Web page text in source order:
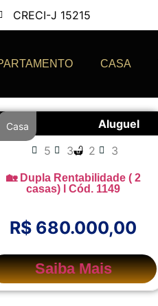
CRECI-J 15215
CASA
Aluguel
Casa
5 3 2 3
🏡 Dupla Rentabilidade ( 2
casas) l Cód. 1149
R$ 680.000,00
Saiba Mais